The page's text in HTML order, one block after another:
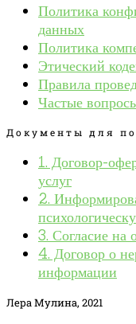
Политика
данных
Политика
Этический
Правила
Частые
Документы для
1. Договор-
услуг
2.
3. Согласие на
4. Договор о
информации
Лера Мулина, 2021